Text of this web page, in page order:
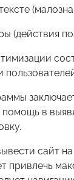
(действия
в
сайт
привлечь